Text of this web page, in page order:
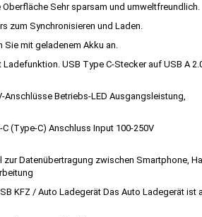
Sehr sparsam und umweltfreundlich.
zum Synchronisieren und Laden.
Sie mit geladenem Akku an.
USB Type C-Stecker auf USB A
Anschlüsse Betriebs-LED Ausgangsleistung,
(Type-C) Anschluss Input 100-250V
zur Datenübertragung zwischen Smartphone,
KFZ / Auto Ladegerät Das Auto Ladegerät ist